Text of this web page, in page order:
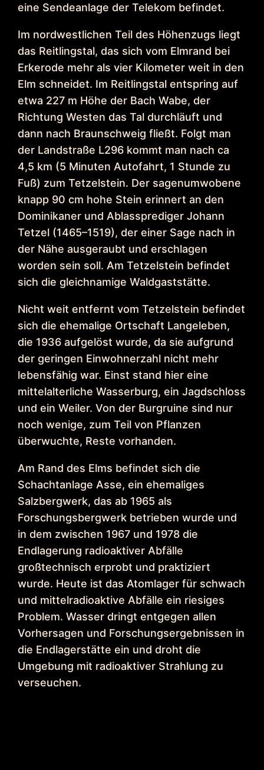
eine Sendeanlage der Telekom befindet.
Im nordwestlichen Teil des Höhenzugs liegt
das Reitlingstal, das sich vom Elmrand bei
Erkerode mehr als vier Kilometer weit in den
Elm schneidet. Im Reitlingstal entspring auf
etwa 227 m Höhe der Bach Wabe, der
Richtung Westen das Tal durchläuft und
dann nach Braunschweig fließt. Folgt man
der Landstraße L296 kommt man nach ca
4,5 km (5 Minuten Autofahrt, 1 Stunde zu
Fuß) zum Tetzelstein. Der sagenumwobene
knapp 90 cm hohe Stein erinnert an den
Dominikaner und Ablassprediger Johann
Tetzel (1465–1519), der einer Sage nach in
der Nähe ausgeraubt und erschlagen
worden sein soll. Am Tetzelstein befindet
sich die gleichnamige Waldgaststätte.
Nicht weit entfernt vom Tetzelstein befindet
sich die ehemalige Ortschaft Langeleben,
die 1936 aufgelöst wurde, da sie aufgrund
der geringen Einwohnerzahl nicht mehr
lebensfähig war. Einst stand hier eine
mittelalterliche Wasserburg, ein Jagdschloss
und ein Weiler. Von der Burgruine sind nur
noch wenige, zum Teil von Pflanzen
überwuchte, Reste vorhanden.
Am Rand des Elms befindet sich die
Schachtanlage Asse, ein ehemaliges
Salzbergwerk, das ab 1965 als
Forschungsbergwerk betrieben wurde und
in dem zwischen 1967 und 1978 die
Endlagerung radioaktiver Abfälle
großtechnisch erprobt und praktiziert
wurde. Heute ist das Atomlager für schwach
und mittelradioaktive Abfälle ein riesiges
Problem. Wasser dringt entgegen allen
Vorhersagen und Forschungsergebnissen in
die Endlagerstätte ein und droht die
Umgebung mit radioaktiver Strahlung zu
verseuchen.